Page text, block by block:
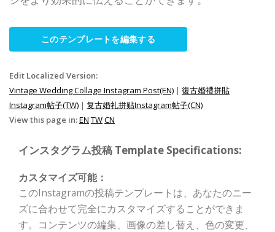
このテンプレートを編集する
Edit Localized Version:
Vintage Wedding Collage Instagram Post(EN) | 復古婚禮拼貼
Instagram帖子(TW) | 复古婚礼拼贴Instagram帖子(CN)
View this page in:EN TWCN
インスタグラム投稿 Template Specifications:
カスタマイズ可能：
このInstagramの投稿テンプレートは、あなたのニー
ズに合わせて完全にカスタマイズすることができま
す。コンテンツの編集、画像の差し替え、色の変更、